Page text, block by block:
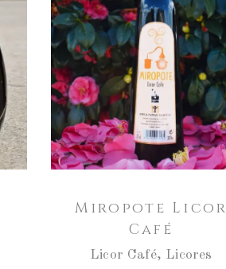
ENGADIR AO CARRO
Miropote Licor
Café
Licor Café, Licores